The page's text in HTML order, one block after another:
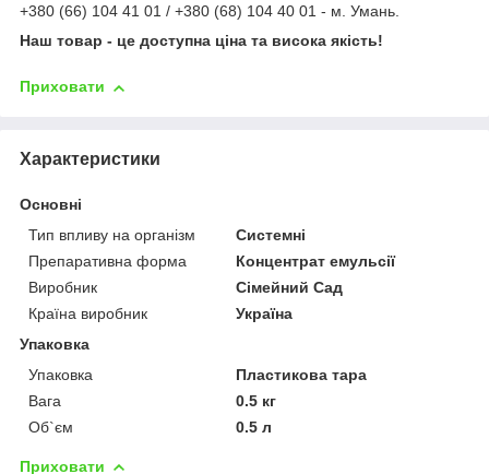
+380 (66) 104 41 01 / +380 (68) 104 40 01 - м. Умань.
Наш товар - це доступна ціна та висока якість!
Приховати
Характеристики
Основні
Тип впливу на організм
Системні
Препаративна форма
Концентрат емульсії
Виробник
Сімейний Сад
Країна виробник
Україна
Упаковка
Упаковка
Пластикова тара
Вага
0.5 кг
Об`єм
0.5 л
Приховати